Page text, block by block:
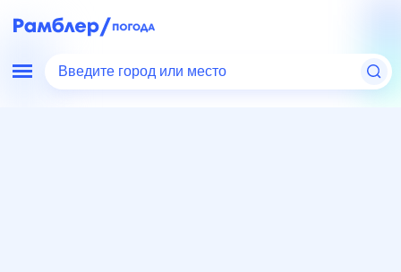
Введите город или место